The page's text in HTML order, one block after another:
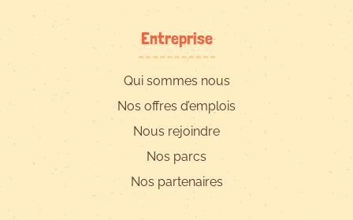
Entreprise
Qui sommes nous
Nos offres d’emplois
Nous rejoindre
Nos parcs
Nos partenaires